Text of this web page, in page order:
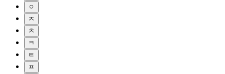
ㅇ
ㅈ
ㅊ
ㅋ
ㅌ
ㅍ